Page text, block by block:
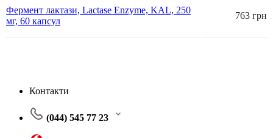
Фермент лактази, Lactase Enzyme, KAL, 250
мг, 60 капсул
763 грн
Контакти
(044) 545 77 23